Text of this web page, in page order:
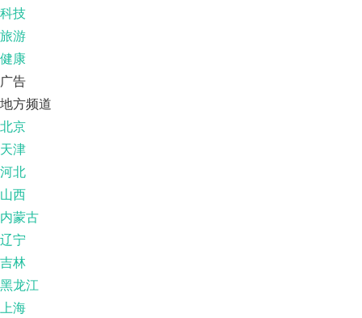
科技
旅游
健康
广告
地方频道
北京
天津
河北
山西
内蒙古
辽宁
吉林
黑龙江
上海